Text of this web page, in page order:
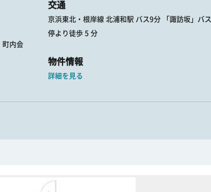
町内会
交通
京浜東北・根岸線 北浦和駅 バス9分 「諏訪坂」バス
停より徒歩 5 分
物件情報
詳細を見る